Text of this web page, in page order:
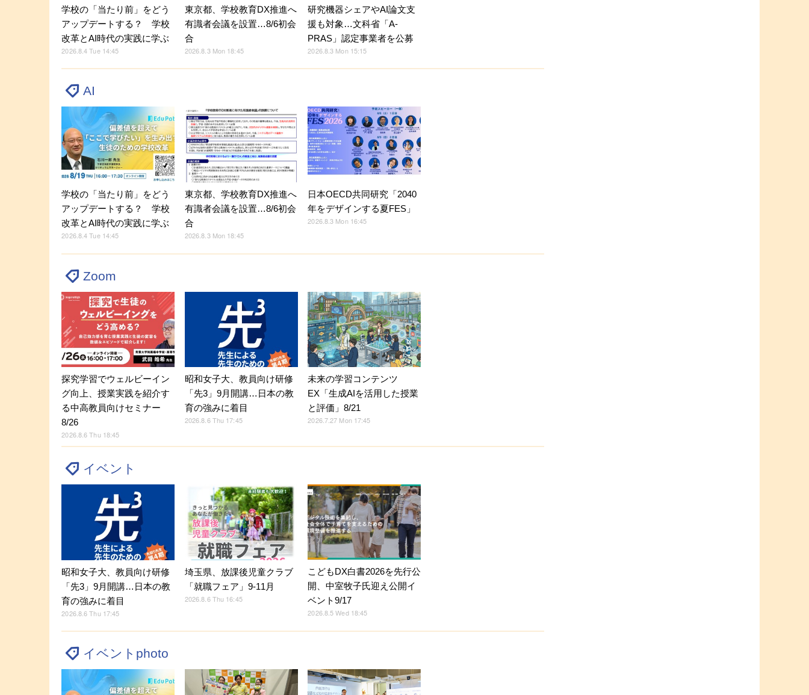
学校の「当たり前」をどう
アップデートする？ 学校
改革とAI時代の実践に学ぶ
2026.8.4 Tue 14:45
東京都、学校教育DX推進へ
有識者会議を設置…8/6初会
合
2026.8.3 Mon 18:45
研究機器シェアやAI論文支
援も対象…文科省「A-
PRAS」認定事業者を公募
2026.8.3 Mon 15:15
AI
学校の「当たり前」をどう
アップデートする？ 学校
改革とAI時代の実践に学ぶ
2026.8.4 Tue 14:45
東京都、学校教育DX推進へ
有識者会議を設置…8/6初会
合
2026.8.3 Mon 18:45
日本OECD共同研究「2040
年をデザインする夏FES」
2026.8.3 Mon 16:45
Zoom
探究学習でウェルビーイン
グ向上、授業実践を紹介す
る中高教員向けセミナー
8/26
2026.8.6 Thu 18:45
昭和女子大、教員向け研修
「先3」9月開講…日本の教
育の強みに着目
2026.8.6 Thu 17:45
未来の学習コンテンツ
EX「生成AIを活用した授業
と評価」8/21
2026.7.27 Mon 17:45
イベント
昭和女子大、教員向け研修
「先3」9月開講…日本の教
育の強みに着目
2026.8.6 Thu 17:45
埼玉県、放課後児童クラブ
「就職フェア」9-11月
2026.8.6 Thu 16:45
こどもDX白書2026を先行公
開、中室牧子氏迎え公開イ
ベント9/17
2026.8.5 Wed 18:45
イベントphoto